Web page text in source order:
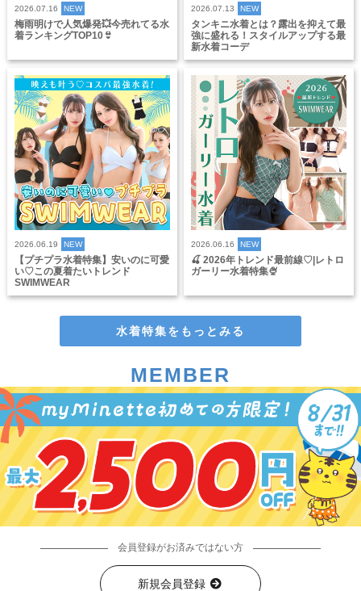
2026.07.16 NEW
梅雨明けで人気爆発💥今売れてる水
着ランキングTOP10👙
2026.07.13 NEW
タンキニ水着とは？露出を抑えて最
強に盛れる！スタイルアップする最
新水着コーデ
2026.06.19 NEW
【プチプラ水着特集】安いのに可愛
い♡この夏着たいトレンド
SWIMWEAR
2026.06.16 NEW
🍒 2026年トレンド最前線♡|レトロ
ガーリー水着特集🍨
水着特集をもっとみる
MEMBER
会員登録がお済みではない方
新規会員登録